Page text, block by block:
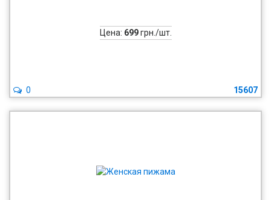
Цена: 699грн./шт.
15607
0